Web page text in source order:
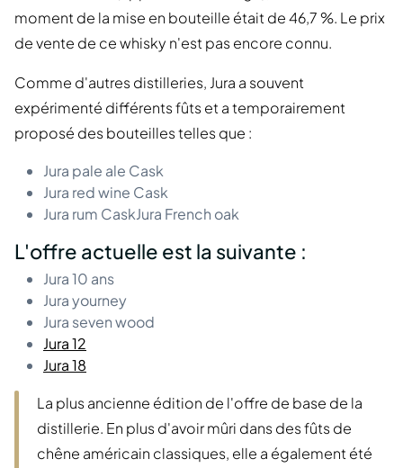
moment de la mise en bouteille était de 46,7 %. Le prix
de vente de ce whisky n'est pas encore connu.
Comme d'autres distilleries, Jura a souvent
expérimenté différents fûts et a temporairement
proposé des bouteilles telles que :
Jura pale ale Cask
Jura red wine Cask
Jura rum CaskJura French oak
L'offre actuelle est la suivante :
Jura 10 ans
Jura yourney
Jura seven wood
Jura 12
Jura 18
La plus ancienne édition de l'offre de base de la
distillerie. En plus d'avoir mûri dans des fûts de
chêne américain classiques, elle a également été